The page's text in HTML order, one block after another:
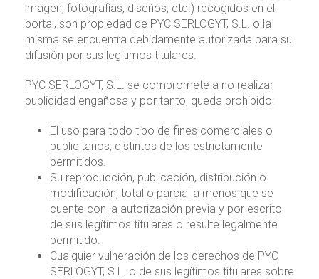
imagen, fotografías, diseños, etc.) recogidos en el
portal, son propiedad de PYC SERLOGYT, S.L. o la
misma se encuentra debidamente autorizada para su
difusión por sus legítimos titulares.
PYC SERLOGYT, S.L. se compromete a no realizar
publicidad engañosa y por tanto, queda prohibido:
El uso para todo tipo de fines comerciales o
publicitarios, distintos de los estrictamente
permitidos.
Su reproducción, publicación, distribución o
modificación, total o parcial a menos que se
cuente con la autorización previa y por escrito
de sus legítimos titulares o resulte legalmente
permitido.
Cualquier vulneración de los derechos de PYC
SERLOGYT, S.L. o de sus legítimos titulares sobre